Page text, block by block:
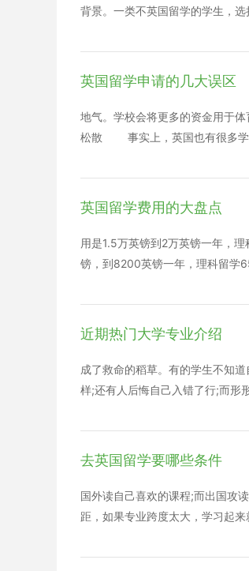
这里最受欢迎的学科是Health
背景。一类不英国留学的学生，
何专业背景的学生申请的。 商科
英国留学申请的几大误区
地气。学校会将更多的资金用于
松散 事实上，英国也有很多学
原来在课外补习方面也抓得非常
不过英国家长更会注重个性发
况：当向中国家长推荐学校，如
都尊重信仰自由，学校会教授宗
都为中国孩子提供了一个能很
间限制。英国学校秉承了英国人
关。如果你的语言不过关，那么
尽快实现自己的梦想，尽早踏上出
英国留学费用的大盘点
用是1.5万英镑到2万英镑一年，
镑，到8200英镑一年，理科留学
住，其中在外面租房子住比在学
生活费费用，生活费如果在伦敦
伦敦地区大概是1万英镑到1.5
业的竞争也越来越大，不少人选
飞机票5000到8000人民币，体检
年，但是英国博士学位拿下来需
近期热门大学专业介绍
成了救命的稻草。有的学生不知
样;还有人后悔自己入错了行;而形
境监测等工作的高级专业人才。
护和环境管理等工作。 2.计算机
单位从事计算机教学、科学研究
业的毕业生适合到各专业目录将
发、经营和维护，也可从事教学
级工程技术人才。 就业去向：适
去英国留学要哪些条件
国外读自己喜欢的课程;而出国攻
距，如果专业跨度太大，学习起
们，一定要首选雅思考试! 英国